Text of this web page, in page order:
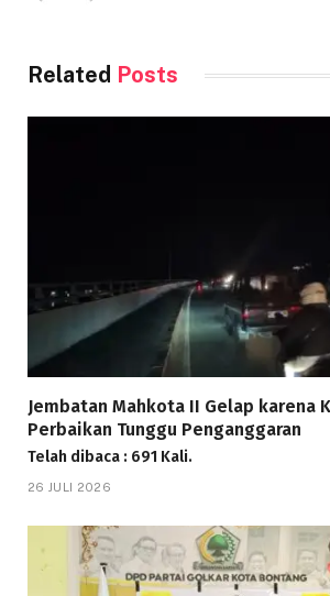
Related Posts
Jembatan Mahkota II Gelap karena
Perbaikan Tunggu Penganggaran
Telah dibaca : 691 Kali.
26 JULI 2026